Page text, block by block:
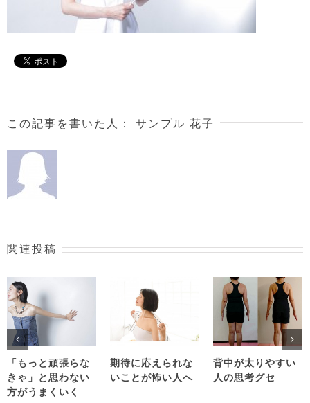
この記事を書いた人： サンプル 花子
関連投稿
「もっと頑張らな
きゃ」と思わない
方がうまくいく
期待に応えられな
いことが怖い人へ
背中が太りやすい
人の思考グセ